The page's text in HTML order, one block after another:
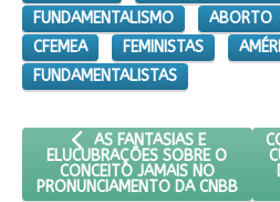
FUNDAMENTALISMO
ABORTO
CFEMEA
FEMINISTAS
FUNDAMENTALISTAS
ARTIGO ANTERIOR: AS
AS FANTASIAS E
ELUCUBRAÇÕES SOBRE O
CONCEITO JAMAIS NO
PRONUNCIAMENTO DA CNBB